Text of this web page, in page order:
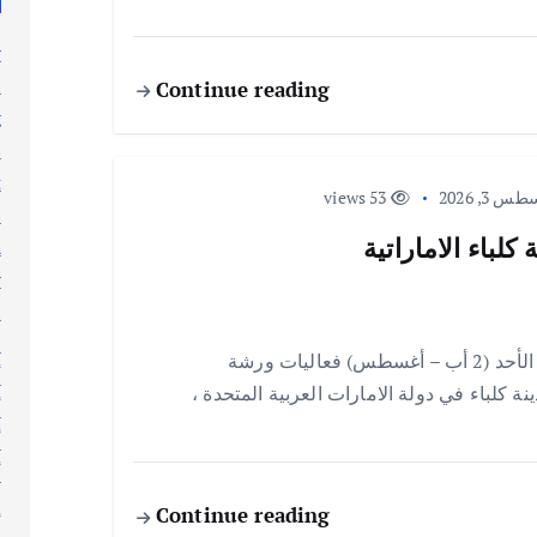
Continue reading
3, 2026
الاماراتية
الشارقه / إحسان ناجي اختُتمت مساء يوم امس الأحد (2 أب – أغسطس) فعاليات ورشة
كلباء في دولة الامارات العربية المتحدة ،
Continue reading